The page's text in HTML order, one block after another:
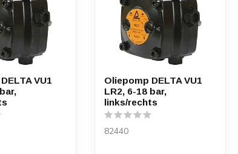
VU1
Oliepomp DELTA VU1
LR2, 6-18 bar,
links/rechts
82440